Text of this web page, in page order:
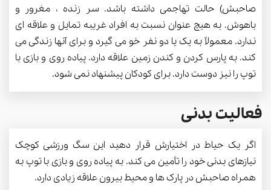
صاحبش) حالت تهاجمی داشته باشد. سر زنده ، مغرور و
باهوش. به هیچ عنوان نسبت به افراد غریبه تمایل و علاقه ای
ندارد. معمولاً به یک یا دو نفر خو می گیرد و برای آنها زندگی می
کند. به پارس کردن و کندن زمین علاقه دارد. پیاده روی و بازی با
توپ را نیز دوست دارد. برای کودکان پیشنهاد نمی شود.
فعالیت بدنی
اگر یک حیاط در اختیارش قرار دهید این سگ ورزشی کوچک
نیازهای بدنی خود را تأمین می کند. به پیاده روی و بازی با توپ به
همراه صاحبش در پارک ها و محیط بیرون علاقه زیادی دارد.